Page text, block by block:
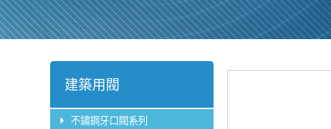
建築用閥
不鏽鋼牙口閥系列